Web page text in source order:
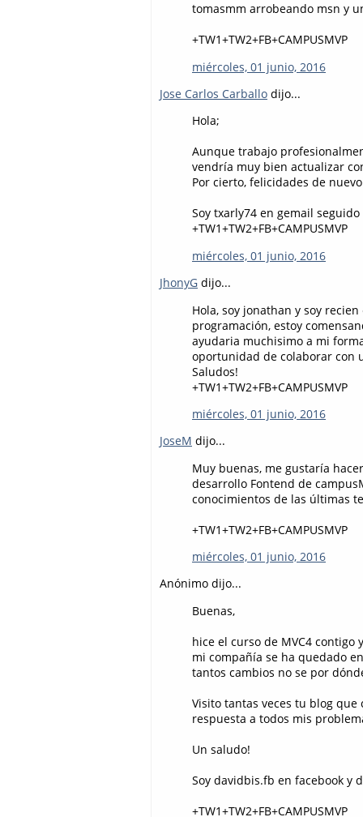
tomasmm arrobeando msn y
+TW1+TW2+FB+CAMPUSMVP
miércoles, 01 junio, 2016
Jose Carlos Carballo dijo...
Hola;
Aunque trabajo
vendría muy bien actualizar
Por cierto, felicidades de
Soy txarly74 en gemail
+TW1+TW2+FB+CAMPUSMVP
miércoles, 01 junio, 2016
JhonyG dijo...
Hola, soy jonathan y soy
programación, estoy
ayudaria muchisimo a mi
oportunidad de colaborar con
Saludos!
+TW1+TW2+FB+CAMPUSMVP
miércoles, 01 junio, 2016
JoseM dijo...
Muy buenas, me gustaría
desarrollo Fontend de
conocimientos de las últimas
+TW1+TW2+FB+CAMPUSMVP
miércoles, 01 junio, 2016
Anónimo dijo...
Buenas,
hice el curso de MVC4 contigo
mi compañía se ha quedado
tantos cambios no se por
Visito tantas veces tu blog
respuesta a todos mis
Un saludo!
Soy davidbis.fb en facebook y
+TW1+TW2+FB+CAMPUSMVP